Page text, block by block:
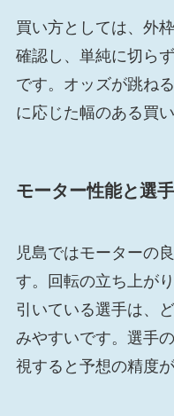
買い方としては、外
確認し、単純に切ら
です。オッズが跳ね
に応じた幅のある買
モーター性能と選
児島ではモーターの
す。回転の立ち上が
引いている選手は、
みやすいです。選手
視すると予想の精度